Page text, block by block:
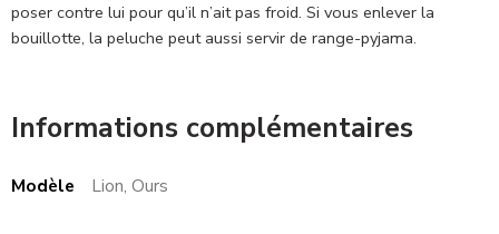
poser contre lui pour qu’il n’ait pas froid. Si vous enlever la
bouillotte, la peluche peut aussi servir de range-pyjama.
Informations complémentaires
Modèle Lion, Ours